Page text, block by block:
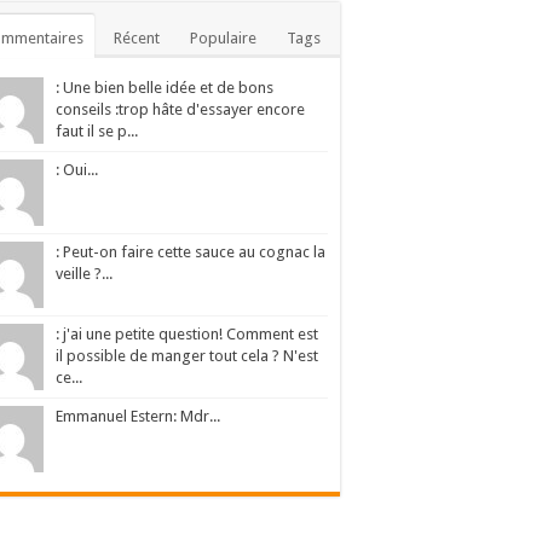
Récent Populaire Tags
: Une bien belle idée et de bons
conseils :trop hâte d'essayer encore
faut il se p...
: Oui...
: Peut-on faire cette sauce au cognac la
veille ?...
: j'ai une petite question! Comment est
il possible de manger tout cela ? N'est
ce...
Emmanuel Estern: Mdr...